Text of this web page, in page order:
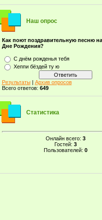
Наш опрос
Как поют поздравительную песню
Дне Рождения?
С днём рожденья тебя
Хеппи бёздей ту ю
Результаты| Архив опросов
Всего ответов: 649
Статистика
Онлайн всего: 3
Гостей: 3
Пользователей: 0